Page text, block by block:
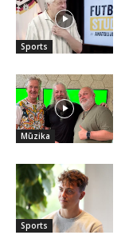
Sports
Mūzika
Sports